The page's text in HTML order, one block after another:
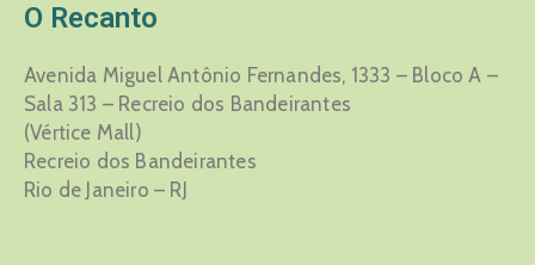
O Recanto
Avenida Miguel Antônio Fernandes, 1333 – Bloco A –
Sala 313 – Recreio dos Bandeirantes
(Vértice Mall)
Recreio dos Bandeirantes
Rio de Janeiro – RJ